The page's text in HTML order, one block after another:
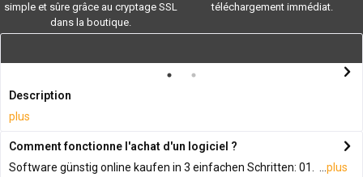
simple et sûre grâce au cryptage SSL
dans la boutique.
téléchargement immédiat.
Description
plus
Comment fonctionne l'achat d'un logiciel ?
Software günstig online kaufen in 3 einfachen Schritten: 01. ... plus